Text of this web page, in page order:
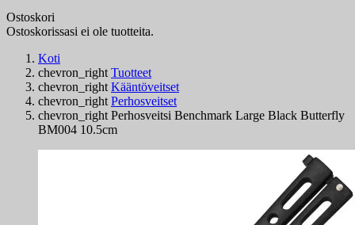
Ostoskori
Ostoskorissasi ei ole tuotteita.
Koti
chevron_right Tuotteet
chevron_right Kääntöveitset
chevron_right Perhosveitset
chevron_right Perhosveitsi Benchmark Large Black Butterfly
BM004 10.5cm